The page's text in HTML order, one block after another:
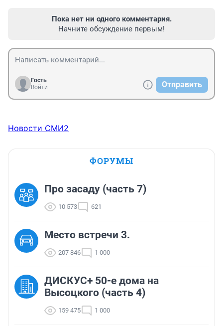
Пока нет ни одного комментария.
Начните обсуждение первым!
Гость
Войти
Отправить
Новости СМИ2
ФОРУМЫ
Про засаду (часть 7)
10 573 621
Место встречи 3.
207 846 1 000
ДИСКУС+ 50-е дома на
Высоцкого (часть 4)
159 475 1 000